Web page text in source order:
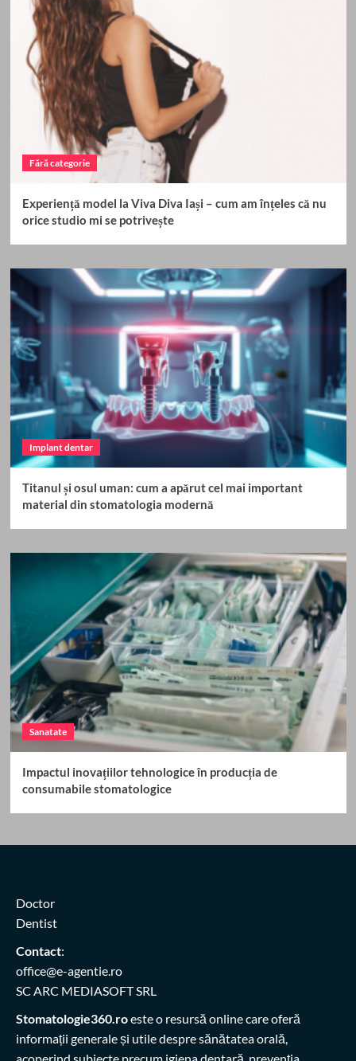
Fără categorie
Experiență model la Viva Diva Iași – cum am înțeles că nu
orice studio mi se potrivește
Implant dentar
Titanul și osul uman: cum a apărut cel mai important
material din stomatologia modernă
Sanatate
Impactul inovațiilor tehnologice în producția de
consumabile stomatologice
Doctor
Dentist
Contact:
office@e-agentie.ro
SC ARC MEDIASOFT SRL
Stomatologie360.roeste o resursă online care oferă
informații generale și utile despre sănătatea orală,